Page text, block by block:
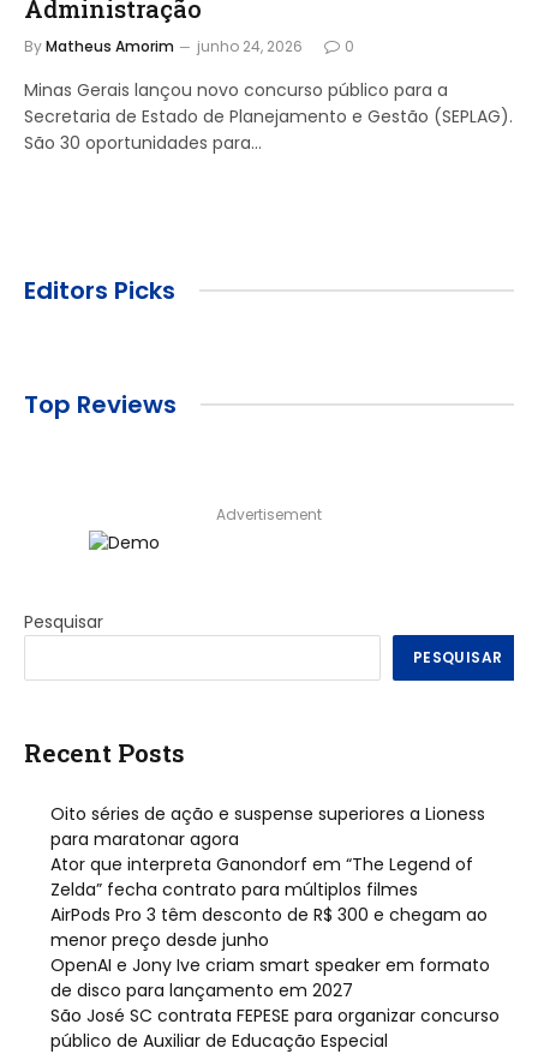
Administração
ByMatheus Amorim junho 24, 2026 0
Minas Gerais lançou novo concurso público para a
Secretaria de Estado de Planejamento e Gestão (SEPLAG).
São 30 oportunidades para…
Editors Picks
Top Reviews
Advertisement
Pesquisar
PESQUISAR
Recent Posts
Oito séries de ação e suspense superiores a Lioness
para maratonar agora
Ator que interpreta Ganondorf em “The Legend of
Zelda” fecha contrato para múltiplos filmes
AirPods Pro 3 têm desconto de R$ 300 e chegam ao
menor preço desde junho
OpenAI e Jony Ive criam smart speaker em formato
de disco para lançamento em 2027
São José SC contrata FEPESE para organizar concurso
público de Auxiliar de Educação Especial